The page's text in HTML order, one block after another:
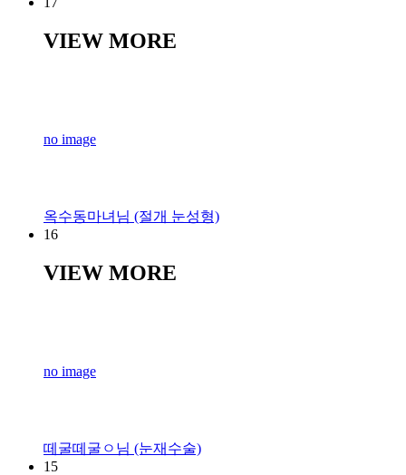
VIEW MORE
no image
옥수동마녀님 (절개 눈성형)
16
VIEW MORE
no image
떼굴떼굴ㅇ님 (눈재수술)
15